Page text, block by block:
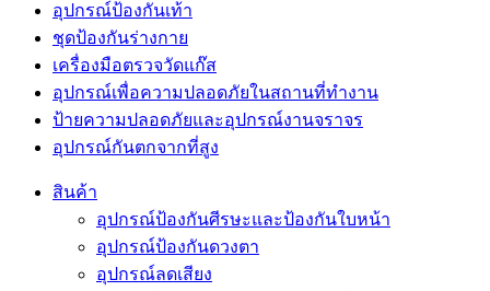
อุปกรณ์ป้องกันเท้า
ชุดป้องกันร่างกาย
เครื่องมือตรวจวัดแก๊ส
อุปกรณ์เพื่อความปลอดภัยในสถานที่ทำงาน
ป้ายความปลอดภัยและอุปกรณ์งานจราจร
อุปกรณ์กันตกจากที่สูง
สินค้า
อุปกรณ์ป้องกันศีรษะและป้องกันใบหน้า
อุปกรณ์ป้องกันดวงตา
อุปกรณ์ลดเสียง